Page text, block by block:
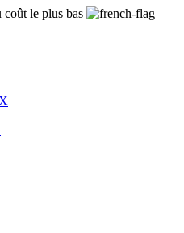
coût le plus bas